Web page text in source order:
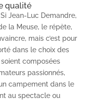
qualité
Si Jean-Luc Demandre,
la Meuse, le répète,
mais c’est pour
dans le choix des
composées
passionnés,
campement dans le
au spectacle ou